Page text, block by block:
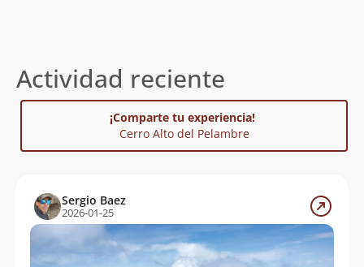
Actividad reciente
¡Comparte tu experiencia!
Cerro Alto del Pelambre
Sergio Baez
2026-01-25